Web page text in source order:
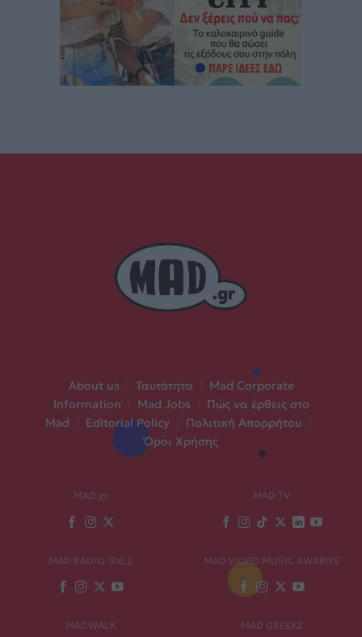
About us Ταυτότητα
Mad Corporate
Information
Mad Jobs
Πώς να έρθεις στο
Mad
Editorial Policy Πολιτική Απορρήτου
Όροι Χρήσης
MAD.gr MAD TV
MAD RADIO 106,2 MAD VIDEO MUSIC AWARDS
MADWALK MAD GREEKZ